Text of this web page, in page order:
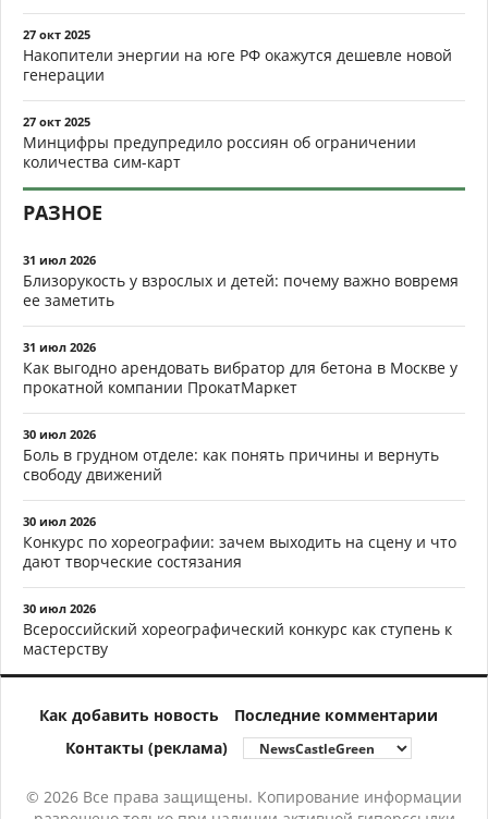
27 окт 2025
Накопители энергии на юге РФ окажутся дешевле новой
генерации
27 окт 2025
Минцифры предупредило россиян об ограничении
количества сим-карт
РАЗНОЕ
31 июл 2026
Близорукость у взрослых и детей: почему важно вовремя
ее заметить
31 июл 2026
Как выгодно арендовать вибратор для бетона в Москве у
прокатной компании ПрокатМаркет
30 июл 2026
Боль в грудном отделе: как понять причины и вернуть
свободу движений
30 июл 2026
Конкурс по хореографии: зачем выходить на сцену и что
дают творческие состязания
30 июл 2026
Всероссийский хореографический конкурс как ступень к
мастерству
Как добавить новость
Последние комментарии
Контакты (реклама)
© 2026 Все права защищены. Копирование информации